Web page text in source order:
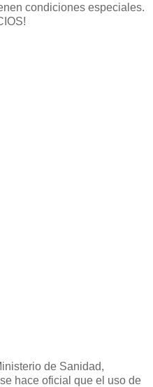
condiciones especiales.
de Sanidad,
hace oficial que el uso de